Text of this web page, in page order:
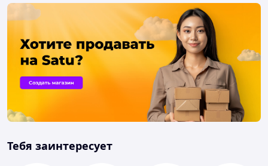
Тебя заинтересует